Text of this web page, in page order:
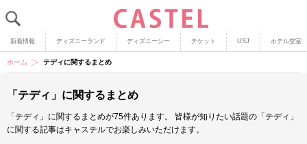
新着情報 ディズニーランド ディズニーシー チケット USJ ホテル空室
ホーム テディに関するまとめ
「テディ」に関するまとめ
「テディ」に関するまとめが75件あります。
皆様が知りたい話題の「テディ」
に関する記事はキャステルでお楽しみいただけます。